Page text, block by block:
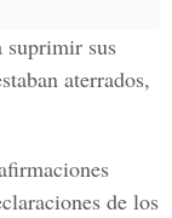
suprimir sus
aterrados,
de los